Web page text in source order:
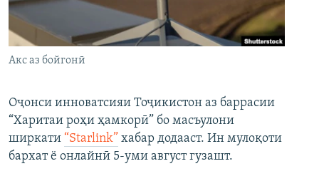
Акс аз бойгонӣ
Оҷонси инноватсияи Тоҷикистон аз баррасии
“Харитаи роҳи ҳамкорӣ” бо масъулони
ширкати “Starlink” хабар додааст. Ин мулоқоти
бархат ё онлайнӣ 5-уми август гузашт.